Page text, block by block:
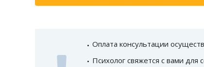
Оплата консультации
Психолог свяжется с вами для